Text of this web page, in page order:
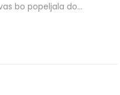
bo popeljala do…